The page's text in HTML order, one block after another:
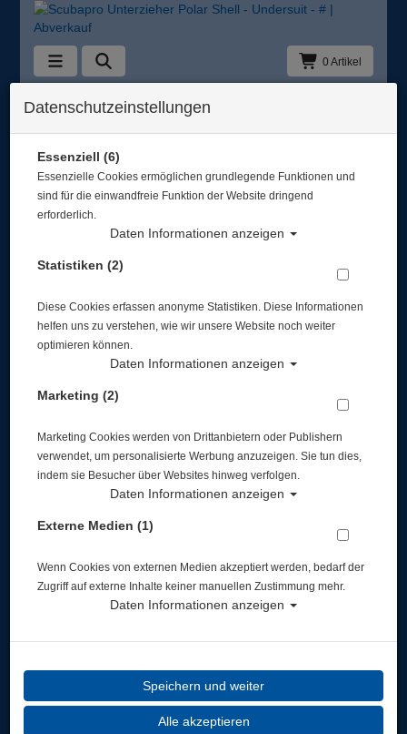
0 Artikel
Zurück
Alle Artikel zeigen aus: Abverkauf
Scubapro Unterzieher Polar Shell - Undersuit -
Artikelnr.: scu-78105master
Herstellerpreis: 329,00 €
Datenschutzeinstellungen
Essenziell (6)
Essenzielle Cookies ermöglichen grundlegende Funktionen und
sind für die einwandfreie Funktion der Website dringend
erforderlich.
Daten Informationen anzeigen
Statistiken (2)
Diese Cookies erfassen anonyme Statistiken. Diese Informationen
helfen uns zu verstehen, wie wir unsere Website noch weiter
optimieren können.
Daten Informationen anzeigen
Marketing (2)
Marketing Cookies werden von Drittanbietern oder Publishern
verwendet, um personalisierte Werbung anzuzeigen. Sie tun dies,
indem sie Besucher über Websites hinweg verfolgen.
Daten Informationen anzeigen
Externe Medien (1)
Wenn Cookies von externen Medien akzeptiert werden, bedarf der
Zugriff auf externe Inhalte keiner manuellen Zustimmung mehr.
Daten Informationen anzeigen
Speichern und weiter
Alle akzeptieren